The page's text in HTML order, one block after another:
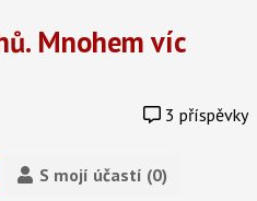
Mnohem víc
3 příspěvky
S mojí účastí (0)